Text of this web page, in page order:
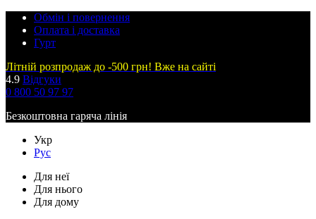
Обмін і повернення
Оплата і доставка
Гурт
Літній розпродаж до -500 грн! Вже на сайті
4.9 Відгуки
0 800 50 97 97
Безкоштовна гаряча лінія
Укр
Рус
Для неї
Для нього
Для дому